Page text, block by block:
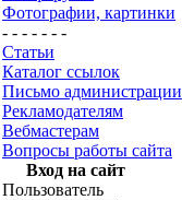
Фотографии, картинки
- - - - - - -
Статьи
Каталог ссылок
Письмо администрации
Рекламодателям
Вебмастерам
Вопросы работы сайта
Вход на сайт
Пользователь